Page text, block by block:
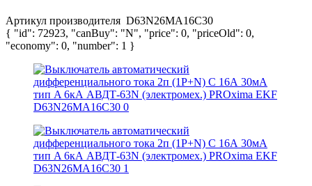
Артикул производителя D63N26MA16C30
{ "id": 72923, "canBuy": "N", "price": 0, "priceOld": 0,
"economy": 0, "number": 1 }